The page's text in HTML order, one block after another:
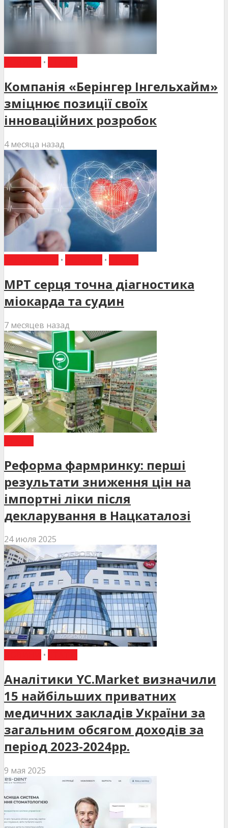
•
Компанія «Берінгер Інгельхайм»
зміцнює позиції своїх
інноваційних розробок
4 месяца назад
• •
МРТ серця точна діагностика
міокарда та судин
7 месяцев назад
Реформа фармринку: перші
результати зниження цін на
імпортні ліки після
декларування в Нацкаталозі
24 июля 2025
•
Аналітики YC.Market визначили
15 найбільших приватних
медичних закладів України за
загальним обсягом доходів за
період 2023-2024рр.
9 мая 2025